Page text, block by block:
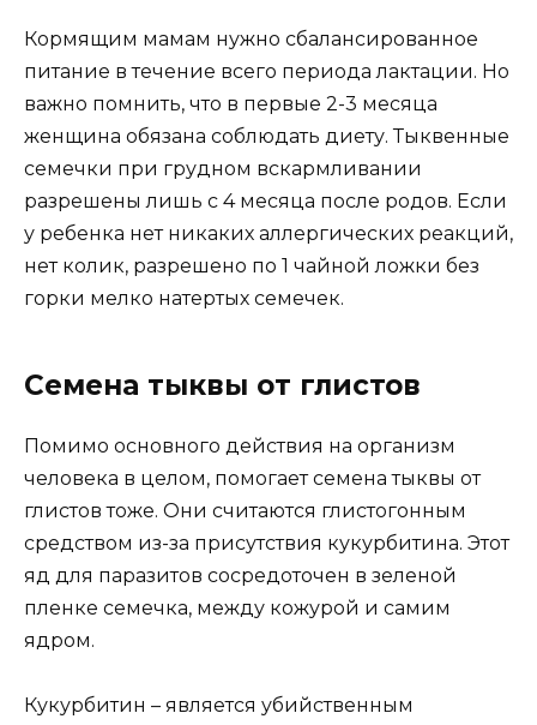
Кормящим мамам нужно сбалансированное
питание в течение всего периода лактации. Но
важно помнить, что в первые 2-3 месяца
женщина обязана соблюдать диету. Тыквенные
семечки при грудном вскармливании
разрешены лишь с 4 месяца после родов. Если
у ребенка нет никаких аллергических реакций,
нет колик, разрешено по 1 чайной ложки без
горки мелко натертых семечек.
Семена тыквы от глистов
Помимо основного действия на организм
человека в целом, помогает семена тыквы от
глистов тоже. Они считаются глистогонным
средством из-за присутствия кукурбитина. Этот
яд для паразитов сосредоточен в зеленой
пленке семечка, между кожурой и самим
ядром.
Кукурбитин – является убийственным